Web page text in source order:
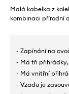
Malá kabelka z
kombinaci přírodní
- Zapínání na
- Má tři
- Má vnitřní
- Vzadu je